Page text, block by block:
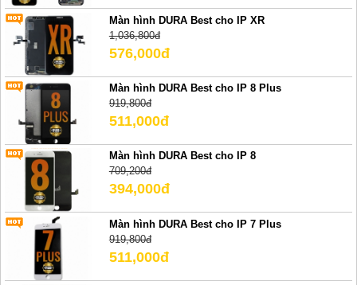
Màn hình DURA Best cho IP XR
1,036,800đ
576,000đ
Màn hình DURA Best cho IP 8 Plus
919,800đ
511,000đ
Màn hình DURA Best cho IP 8
709,200đ
394,000đ
Màn hình DURA Best cho IP 7 Plus
919,800đ
511,000đ